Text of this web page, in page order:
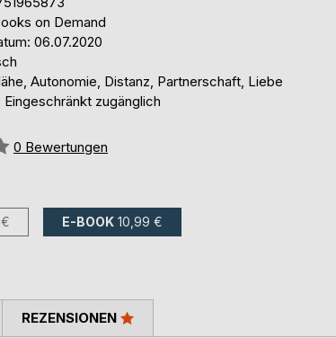
on Demand
06.07.2020
Autonomie, Distanz, Partnerschaft, Liebe
zugänglich
0 Bewertungen
E-BOOK 10,99 €
REZENSIONEN